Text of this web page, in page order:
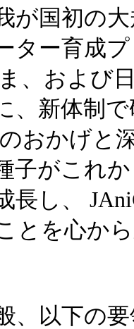
国初の
ター育成
、および
、新体制
おかげと
子がこれ
長し、
とを心か
以下の要